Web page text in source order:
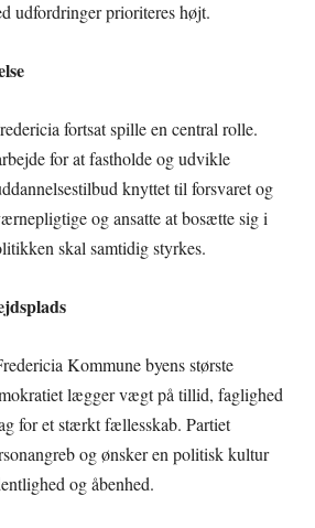
udfordringer prioriteres højt.
fortsat spille en central rolle.
for at fastholde og udvikle
knyttet til forsvaret og
og ansatte at bosætte sig i
skal samtidig styrkes.
Kommune byens største
lægger vægt på tillid, faglighed
for et stærkt fællesskab. Partiet
og ønsker en politisk kultur
og åbenhed.